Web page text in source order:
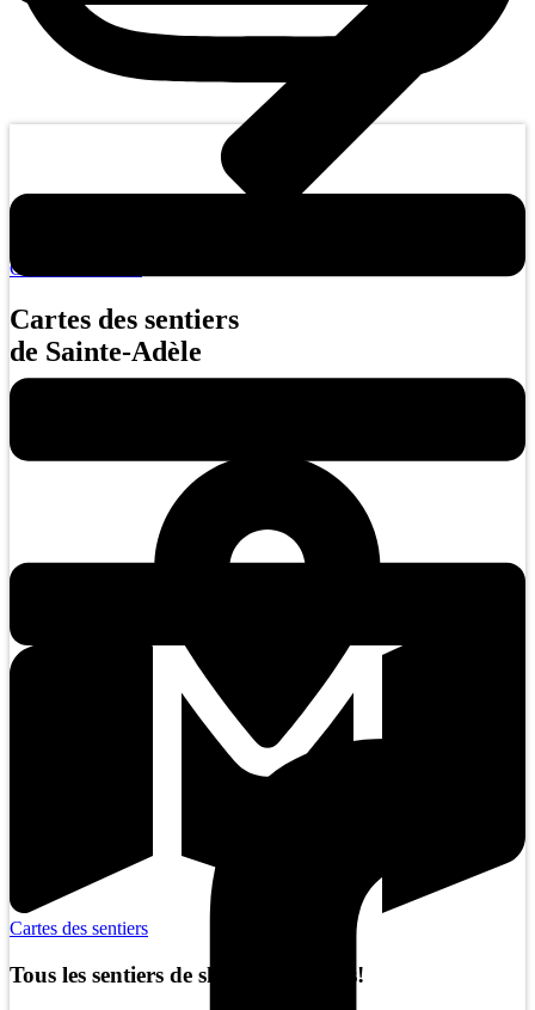
Code de conduite
Cartes des sentiers
de Sainte-Adèle
Cliquez sur l’icône pour télécharger les cartes des sentiers de Sainte
Cartes des sentiers
Tous les sentiers de ski sont difficiles!